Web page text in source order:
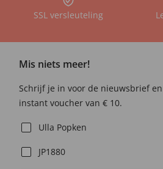
SSL versleuteling
Mis niets meer!
Schrijf je in voor de nieuwsbrief
instant voucher van € 10.
Ulla Popken
JP1880